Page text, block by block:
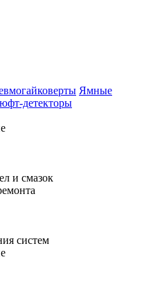
Ямные
детекторы
и смазок
систем